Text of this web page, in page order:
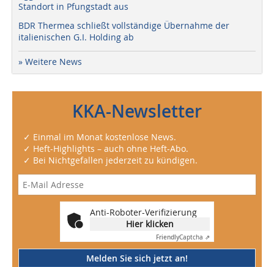
Standort in Pfungstadt aus
BDR Thermea schließt vollständige Übernahme der
italienischen G.I. Holding ab
» Weitere News
KKA-Newsletter
✓ Einmal im Monat kostenlose News.
✓ Heft-Highlights – auch ohne Heft-Abo.
✓ Bei Nichtgefallen jederzeit zu kündigen.
Anti-Roboter-Verifizierung
Hier klicken
FriendlyCaptcha ⇗
Melden Sie sich jetzt an!